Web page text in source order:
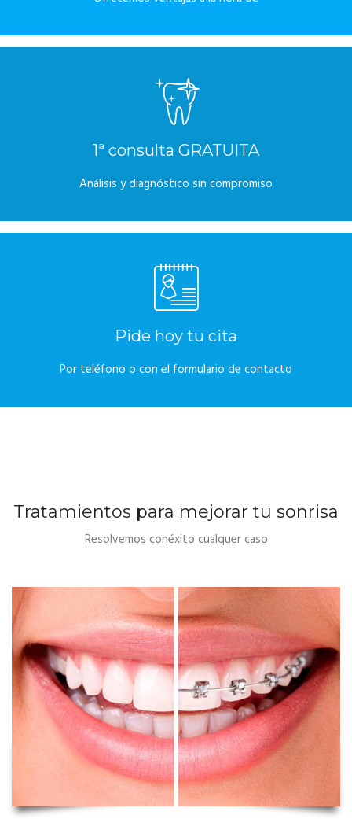
1ª consulta GRATUITA
Análisis y diagnóstico sin compromiso
Pide hoy tu cita
Por teléfono o con el formulario de contacto
Tratamientos para mejorar tu sonrisa
Resolvemos conéxito cualquer caso